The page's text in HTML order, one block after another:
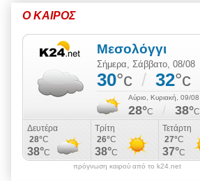
Ο ΚΑΙΡΟΣ
πρόγνωση καιρού από το k24.net